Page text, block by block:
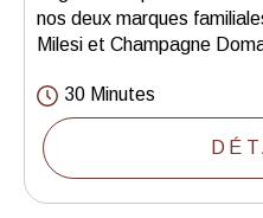
nos deux marques
Milesi et Champagne
30 Minutes